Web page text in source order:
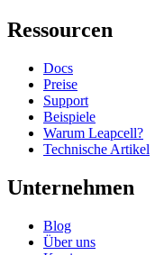
Ressourcen
Docs
Preise
Support
Beispiele
Warum Leapcell?
Technische Artikel
Unternehmen
Blog
Über uns